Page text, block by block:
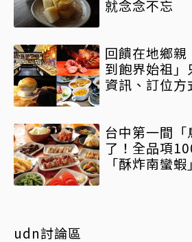
就念念不忘
回饋在地鄉
到飽界始祖
資訊、訂位方
台中第一間
了！全品項
「酥炸南蠻蝦」
udn討論區